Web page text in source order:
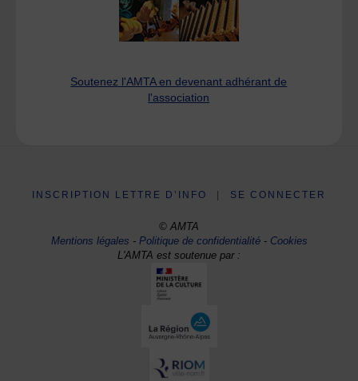
Soutenez l'AMTA en devenant adhérant de
l'association
INSCRIPTION LETTRE D’INFO SE CONNECTER
© AMTA
Mentions légales -Politique de confidentialité- Cookies
L'AMTA est soutenue par :